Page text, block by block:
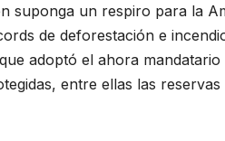
suponga un respiro para la
de deforestación e
adoptó el ahora
entre ellas las reservas